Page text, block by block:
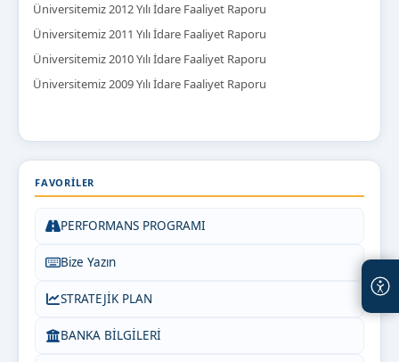
Üniversitemiz 2012 Yılı İdare Faaliyet Raporu
Üniversitemiz 2011 Yılı İdare Faaliyet Raporu
Üniversitemiz 2010 Yılı İdare Faaliyet Raporu
Üniversitemiz 2009 Yılı İdare Faaliyet Raporu
FAVORILER
PERFORMANS PROGRAMI
Bize Yazın
STRATEJİK PLAN
BANKA BİLGİLERİ